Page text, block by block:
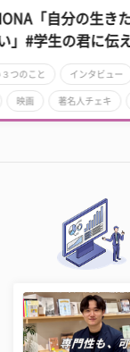
塩野瑛久「
かの糧にな
学生の君に伝えた
サイン入りチェキ